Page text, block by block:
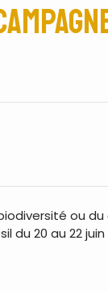
ou
du 20 au 22 juin